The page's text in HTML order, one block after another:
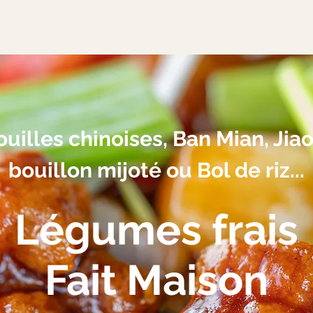
chinoises, Ban Mian,
bouillon mijoté ou Bol de riz...
Légumes frais
Fait Maison